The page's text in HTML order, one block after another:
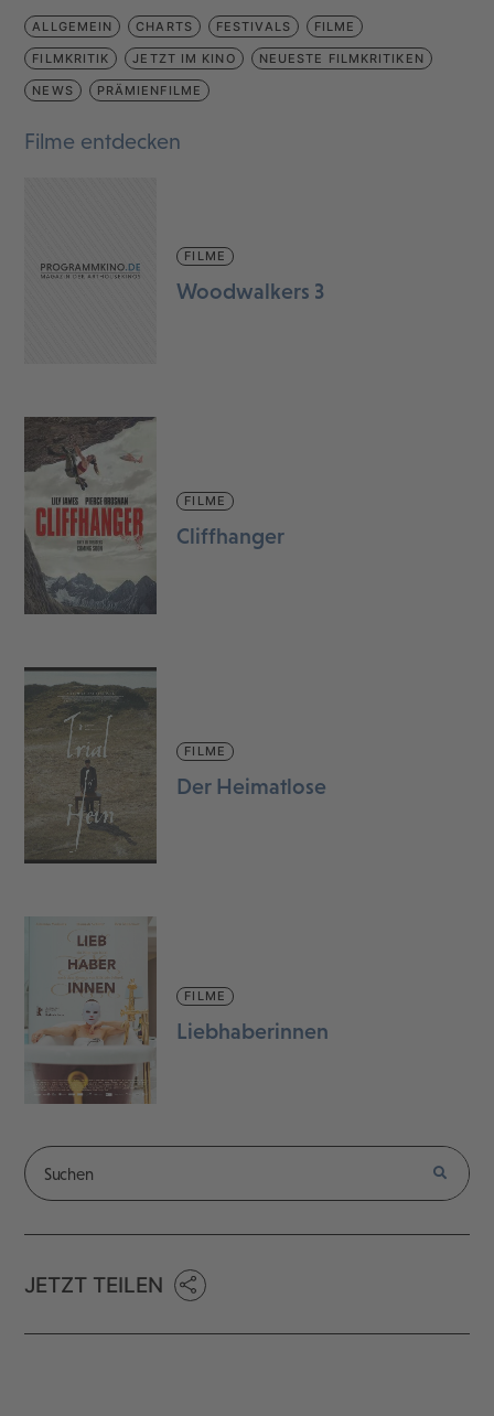
ALLGEMEIN CHARTS FESTIVALS FILME
FILMKRITIK JETZT IM KINO NEUESTE FILMKRITIKEN
NEWS PRÄMIENFILME
Filme entdecken
FILME
Woodwalkers 3
FILME
Cliffhanger
FILME
Der Heimatlose
FILME
Liebhaberinnen
JETZT TEILEN